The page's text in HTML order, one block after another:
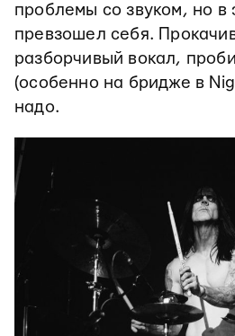
проблемы со звуком, но в
превзошел себя.
разборчивый вокал,
(особенно на бридже в
надо.